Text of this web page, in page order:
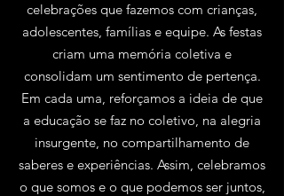
celebrações que fazemos com crianças,
adolescentes, famílias e equipe. As festas
criam uma memória coletiva e
consolidam um sentimento de pertença.
Em cada uma, reforçamos a ideia de que
a educação se faz no coletivo, na alegria
insurgente, no compartilhamento de
saberes e experiências. Assim, celebramos
o que somos e o que podemos ser juntos,